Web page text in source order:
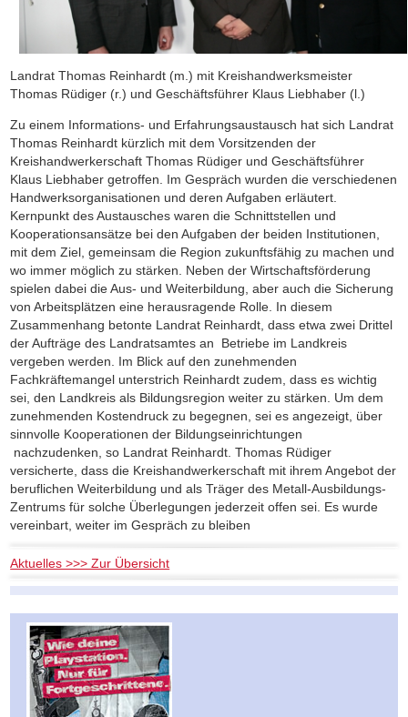
Landrat Thomas Reinhardt (m.) mit Kreishandwerksmeister
Thomas Rüdiger (r.) und Geschäftsführer Klaus Liebhaber (l.)
Zu einem Informations- und Erfahrungsaustausch hat sich Landrat
Thomas Reinhardt kürzlich mit dem Vorsitzenden der
Kreishandwerkerschaft Thomas Rüdiger und Geschäftsführer
Klaus Liebhaber getroffen. Im Gespräch wurden die verschiedenen
Handwerksorganisationen und deren Aufgaben erläutert.
Kernpunkt des Austausches waren die Schnittstellen und
Kooperationsansätze bei den Aufgaben der beiden Institutionen,
mit dem Ziel, gemeinsam die Region zukunftsfähig zu machen und
wo immer möglich zu stärken. Neben der Wirtschaftsförderung
spielen dabei die Aus- und Weiterbildung, aber auch die Sicherung
von Arbeitsplätzen eine herausragende Rolle. In diesem
Zusammenhang betonte Landrat Reinhardt, dass etwa zwei Drittel
der Aufträge des Landratsamtes an Betriebe im Landkreis
vergeben werden. Im Blick auf den zunehmenden
Fachkräftemangel unterstrich Reinhardt zudem, dass es wichtig
sei, den Landkreis als Bildungsregion weiter zu stärken. Um dem
zunehmenden Kostendruck zu begegnen, sei es angezeigt, über
sinnvolle Kooperationen der Bildungseinrichtungen
nachzudenken, so Landrat Reinhardt. Thomas Rüdiger
versicherte, dass die Kreishandwerkerschaft mit ihrem Angebot der
beruflichen Weiterbildung und als Träger des Metall-Ausbildungs-
Zentrums für solche Überlegungen jederzeit offen sei. Es wurde
vereinbart, weiter im Gespräch zu bleiben
Aktuelles >>> Zur Übersicht